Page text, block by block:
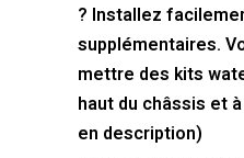
? Installez
supplémentaires.
mettre des kits
haut du châssis et
en description)